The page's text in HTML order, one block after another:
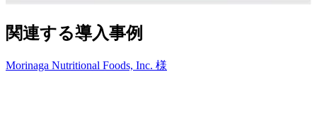
関連する導入事例
Morinaga Nutritional Foods, Inc. 様